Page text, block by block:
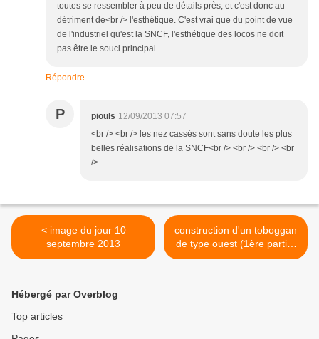
toutes se ressembler à peu de détails près, et c'est donc au
détriment de<br /> l'esthétique. C'est vrai que du point de vue
de l'industriel qu'est la SNCF, l'esthétique des locos ne doit
pas être le souci principal...
Répondre
P piouls 12/09/2013 07:57
<br /> <br /> les nez cassés sont sans doute les plus
belles réalisations de la SNCF<br /> <br /> <br /> <br
/>
< image du jour 10
septembre 2013
construction d'un toboggan
de type ouest (1ère partie)
>
Hébergé par Overblog
Top articles